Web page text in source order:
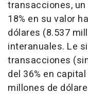
transacciones, un
18% en su valor
dólares (8.537
interanuales. Le
transacciones
del 36% en
millones de